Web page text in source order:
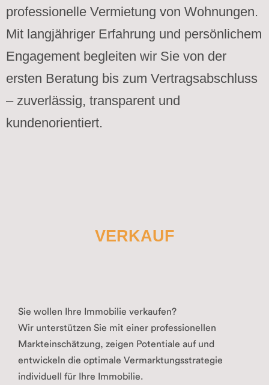
professionelle Vermietung von Wohnungen.
Mit langjähriger Erfahrung und persönlichem
Engagement begleiten wir Sie von der
ersten Beratung bis zum Vertragsabschluss
– zuverlässig, transparent und
kundenorientiert.
VERKAUF
Sie wollen Ihre Immobilie verkaufen?
Wir unterstützen Sie mit einer professionellen
Markteinschätzung, zeigen Potentiale auf und
entwickeln die optimale Vermarktungsstrategie
individuell für Ihre Immobilie.